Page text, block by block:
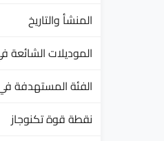
المنشأ والتاريخ
الموديلات الشائعة
الفئة المستهدفة
نقطة قوة تكنوجاز